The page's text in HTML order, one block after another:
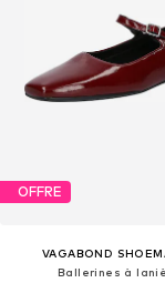
OFFRE
VAGABOND
Ballerines à